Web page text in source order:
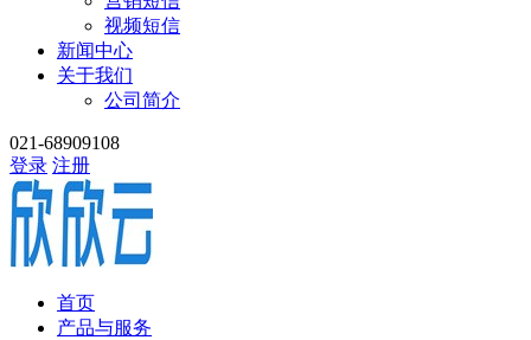
视频短信
新闻中心
关于我们
公司简介
021-68909108
登录 注册
首页
产品与服务